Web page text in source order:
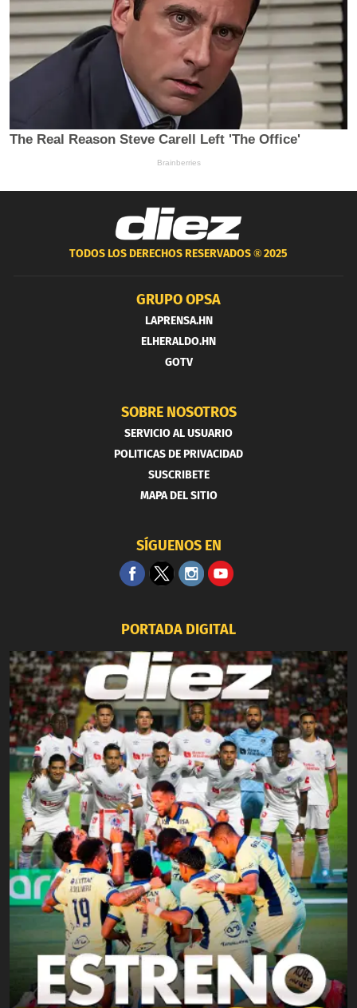
TODOS LOS DERECHOS RESERVADOS ®2025
GRUPO OPSA
LAPRENSA.HN
ELHERALDO.HN
GOTV
SOBRE NOSOTROS
SERVICIO AL USUARIO
POLITICAS DE PRIVACIDAD
SUSCRIBETE
MAPA DEL SITIO
SÍGUENOS EN
PORTADA DIGITAL